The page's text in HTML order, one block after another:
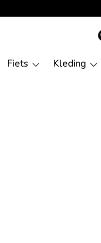
Fiets Kleding